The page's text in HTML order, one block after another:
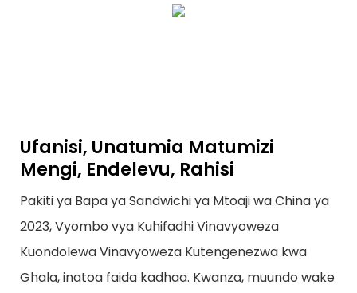
Ufanisi, Unatumia Matumizi
Mengi, Endelevu, Rahisi
Pakiti ya Bapa ya Sandwichi ya Mtoaji wa China ya
2023, Vyombo vya Kuhifadhi Vinavyoweza
Kuondolewa Vinavyoweza Kutengenezwa kwa
Ghala, inatoa faida kadhaa. Kwanza, muundo wake